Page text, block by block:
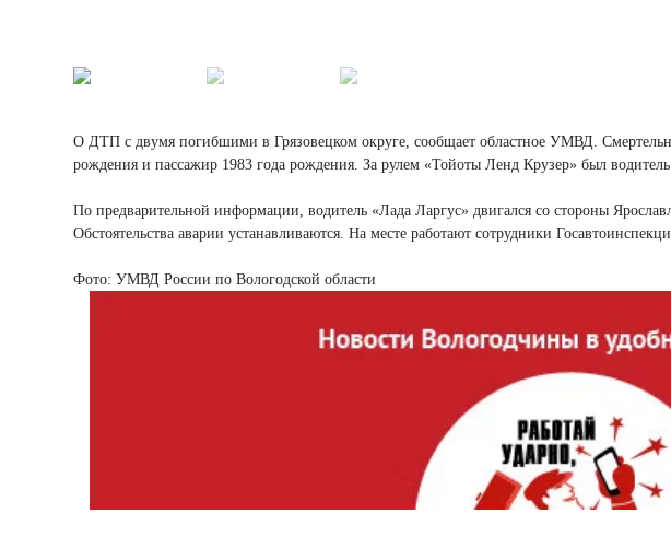
О ДТП с двумя погибшими в Грязовецком округе, сообщает областное УМВД.
рождения и пассажир 1983 года рождения. За рулем «Тойоты Ленд Крузер» был
По предварительной информации, водитель «Лада Ларгус» двигался со стороны
Обстоятельства аварии устанавливаются. На месте работают сотрудники
Фото: УМВД России по Вологодской области